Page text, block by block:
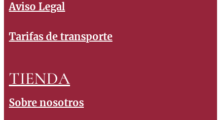
Aviso Legal
Tarifas de transporte
TIENDA
Sobre nosotros